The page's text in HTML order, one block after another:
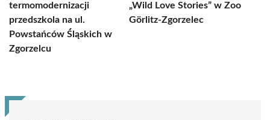
termomodernizacji
przedszkola na ul.
Powstańców Śląskich w
Zgorzelcu
„Wild Love Stories” w Zoo
Görlitz-Zgorzelec